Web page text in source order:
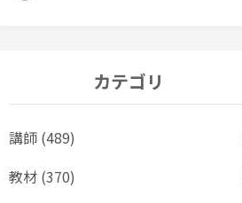
カテゴリ
講師 (489)
教材 (370)